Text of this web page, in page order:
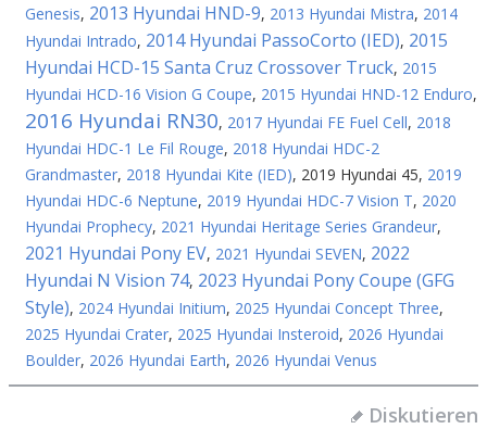
Genesis, 2013 Hyundai HND-9, 2013 Hyundai Mistra, 2014
Hyundai Intrado, 2014 Hyundai PassoCorto (IED), 2015
Hyundai HCD-15 Santa Cruz Crossover Truck, 2015
Hyundai HCD-16 Vision G Coupe, 2015 Hyundai HND-12 Enduro,
2016 Hyundai RN30, 2017 Hyundai FE Fuel Cell, 2018
Hyundai HDC-1 Le Fil Rouge, 2018 Hyundai HDC-2
Grandmaster, 2018 Hyundai Kite (IED), 2019 Hyundai 45, 2019
Hyundai HDC-6 Neptune, 2019 Hyundai HDC-7 Vision T, 2020
Hyundai Prophecy, 2021 Hyundai Heritage Series Grandeur,
2021 Hyundai Pony EV, 2021 Hyundai SEVEN, 2022
Hyundai N Vision 74, 2023 Hyundai Pony Coupe (GFG
Style), 2024 Hyundai Initium, 2025 Hyundai Concept Three,
2025 Hyundai Crater, 2025 Hyundai Insteroid, 2026 Hyundai
Boulder, 2026 Hyundai Earth, 2026 Hyundai Venus
Diskutieren